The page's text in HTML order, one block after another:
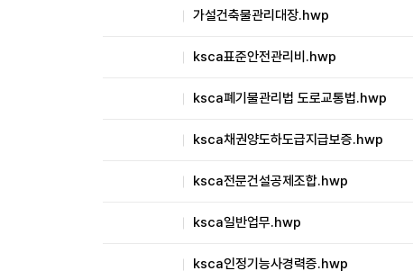
가설건축물관리대장.hwp
ksca표준안전관리비.hwp
ksca폐기물관리법 도로교통법.hwp
ksca채권양도하도급지급보증.hwp
ksca전문건설공제조합.hwp
ksca일반업무.hwp
ksca인정기능사경력증.hwp